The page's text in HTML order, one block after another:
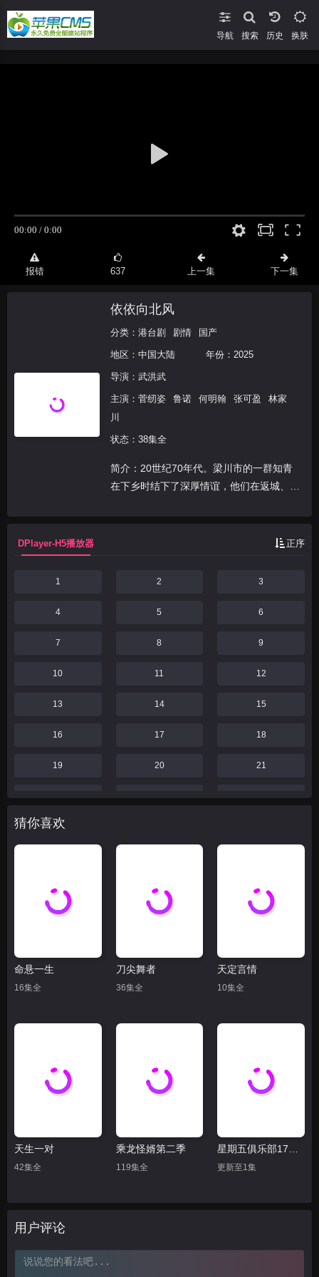
导航 搜索 换肤
报错 637 上一集 下一集
依依向北风
分类： 港台剧 剧情 国产
地区： 中国大陆 年份： 2025
导演： 武洪武
主演： 菅纫姿 鲁诺 何明翰 张可盈
林家
川
状态：38集全
简介：20世纪70年代。梁川市的一群知青
在下乡时结下了深厚情谊，他们在返城、高
出了不同的人生轨迹。主角俞乐山、盛雪竹
通过努力奋斗，克服重重困难，最终实现人
DPlayer-H5播放器 正序
1 2 3
4 5 6
7 8 9
10 11 12
13 14 15
16 17 18
19 20 21
22 23 24
25
31 32 33
34 35 36
猜你喜欢
命悬一生
16集全
刀尖舞者
36集全
天定言情
10集全
天生一对
42集全
乘龙怪婿第二季
119集全 更新至1集
用户评论